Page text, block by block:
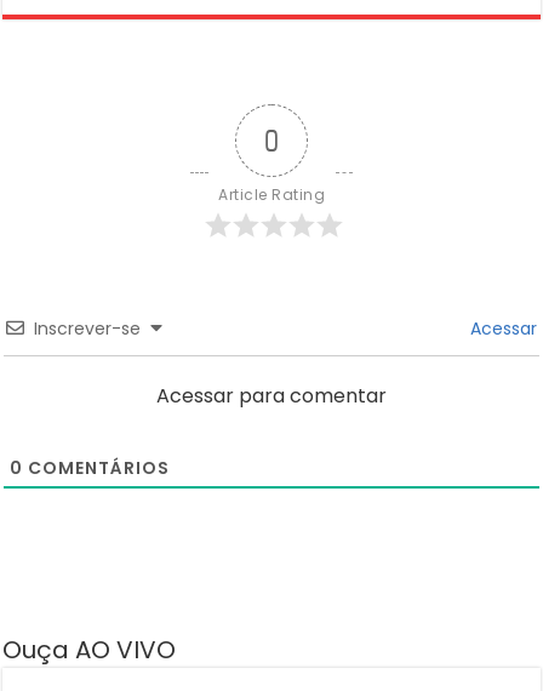
0
Article Rating
Inscrever-se Acessar
Acessar para comentar
0 COMENTÁRIOS
Ouça AO VIVO